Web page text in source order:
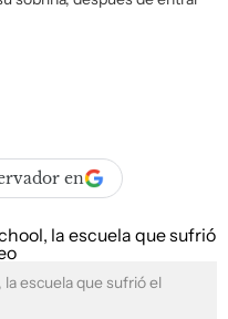
en
escuela que sufrió el